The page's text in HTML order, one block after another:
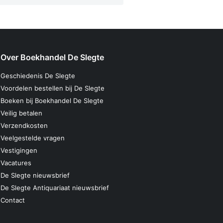
Over Boekhandel De Slegte
Geschiedenis De Slegte
Voordelen bestellen bij De Slegte
Boeken bij Boekhandel De Slegte
Veilig betalen
Verzendkosten
Veelgestelde vragen
Vestigingen
Vacatures
De Slegte nieuwsbrief
De Slegte Antiquariaat nieuwsbrief
Contact